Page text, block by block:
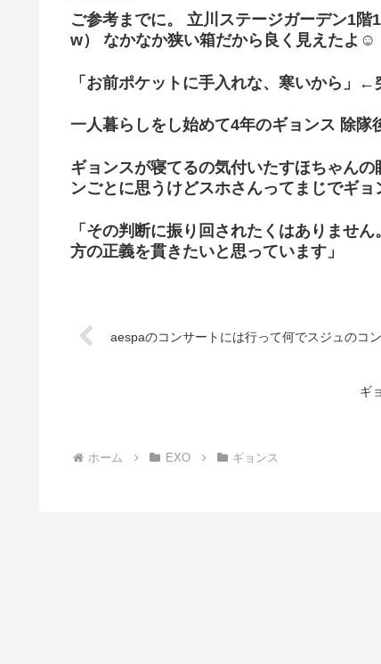
ご参考までに。 立川ステージガーデン1
w） なかなか狭い箱だから良く見えたよ☺
「お前ポケットに手入れな、寒いから」
一人暮らしをし始めて4年のギョンス 除隊
ギョンスが寝てるの気付いたすほちゃん
ンごとに思うけどスホさんってまじでギ
「その判断に振り回されたくはありませ
方の正義を貫きたいと思っています」
aespaのコンサートには行って何でスジュのコ
ギ
ホーム EXO ギョンス